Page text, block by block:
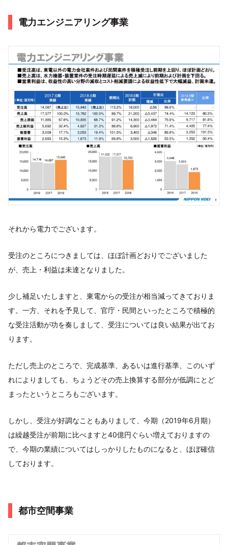
電力エンジニアリング事業
それから電力でございます。
受注のところにつきましては、ほぼ計画どおりでございました
が、売上・利益は未達となりました。
少し補足いたしますと、東電からの受注が相当減ってきておりま
す。一方、それを予見して、官庁・民間といったところで積極的
な受注活動が功を奏しまして、受注については良い結果が出てお
ります。
ただし売上のところで、完成基準、あるいは進行基準、このいず
れによりましても、ちょうどその売上換算する部分が低調にとど
まったというところもございます。
しかし、受注が好調なこともありまして、今期（2019年6月期）
は繰越受注が前期に比べますと40億円ぐらい増えておりますの
で、今期の業績についてはしっかりしたものになると、ほぼ確信
しております。
都市空間事業